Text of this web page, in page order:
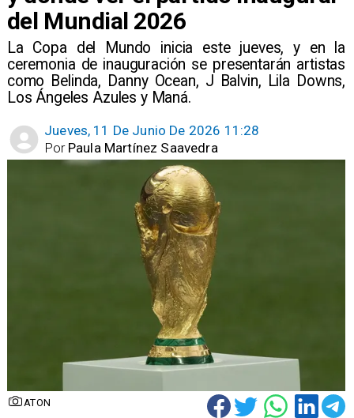
del Mundial 2026
La Copa del Mundo inicia este jueves, y en la
ceremonia de inauguración se presentarán artistas
como Belinda, Danny Ocean, J Balvin, Lila Downs,
Los Ángeles Azules y Maná.
Jueves, 11 De Junio De 2026 11:28
Paula Martínez Saavedra
Por
ATON